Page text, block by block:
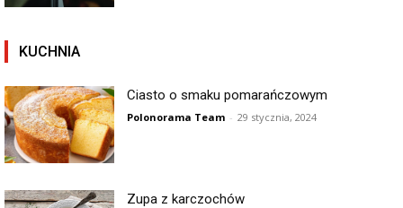
KUCHNIA
Ciasto o smaku pomarańczowym
Polonorama Team - 29 stycznia, 2024
Zupa z karczochów